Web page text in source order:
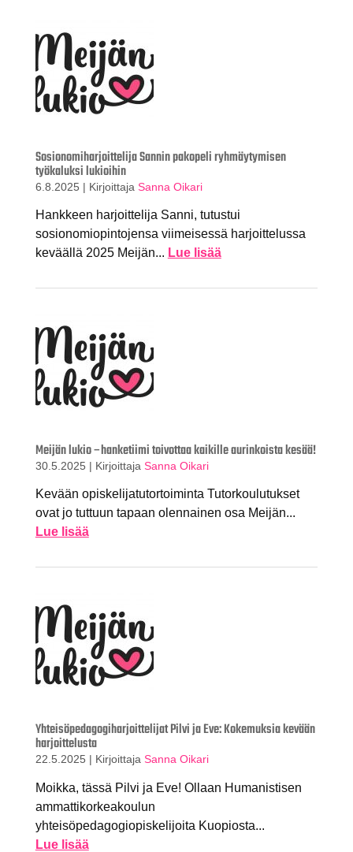
Sosionomiharjoittelija Sannin pakopeli ryhmäytymisen
työkaluksi lukioihin
6.8.2025 | Kirjoittaja Sanna Oikari
Hankkeen harjoittelija Sanni, tutustui
sosionomiopintojensa viimeisessä harjoittelussa
keväällä 2025 Meijän... Lue lisää
Meijän lukio –hanketiimi toivottaa kaikille aurinkoista kesää!
30.5.2025 | Kirjoittaja Sanna Oikari
Kevään opiskelijatutortoiminta Tutorkoulutukset
ovat jo tuttuun tapaan olennainen osa Meijän...
Lue lisää
Yhteisöpedagogiharjoittelijat Pilvi ja Eve: Kokemuksia kevään
harjoittelusta
22.5.2025 | Kirjoittaja Sanna Oikari
Moikka, tässä Pilvi ja Eve! Ollaan Humanistisen
ammattikorkeakoulun
yhteisöpedagogiopiskelijoita Kuopiosta...
Lue lisää